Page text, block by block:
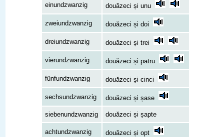
einundzwanzig douăzeci și unu
zweiundzwanzig douăzeci și doi
dreiundzwanzig douăzeci și trei
vierundzwanzig douăzeci și patru
fünfundzwanzig douăzeci și cinci
sechsundzwanzig douăzeci și șase
siebenundzwanzig douăzeci și șapte
achtundzwanzig douăzeci și opt